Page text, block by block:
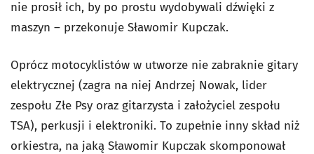
nie prosił ich, by po prostu wydobywali dźwięki z
maszyn – przekonuje Sławomir Kupczak.
Oprócz motocyklistów w utworze nie zabraknie gitary
elektrycznej (zagra na niej Andrzej Nowak, lider
zespołu Złe Psy oraz gitarzysta i założyciel zespołu
TSA), perkusji i elektroniki. To zupełnie inny skład niż
orkiestra, na jaką Sławomir Kupczak skomponował